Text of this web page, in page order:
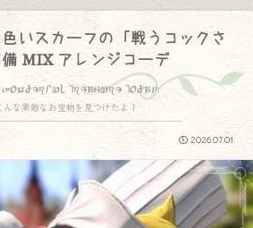
いスカーフの「戦うコックさ
MIX アレンジコーデ
wonderful treasure today.
んな素敵なお宝物を見つけたよ！
2026.07.01